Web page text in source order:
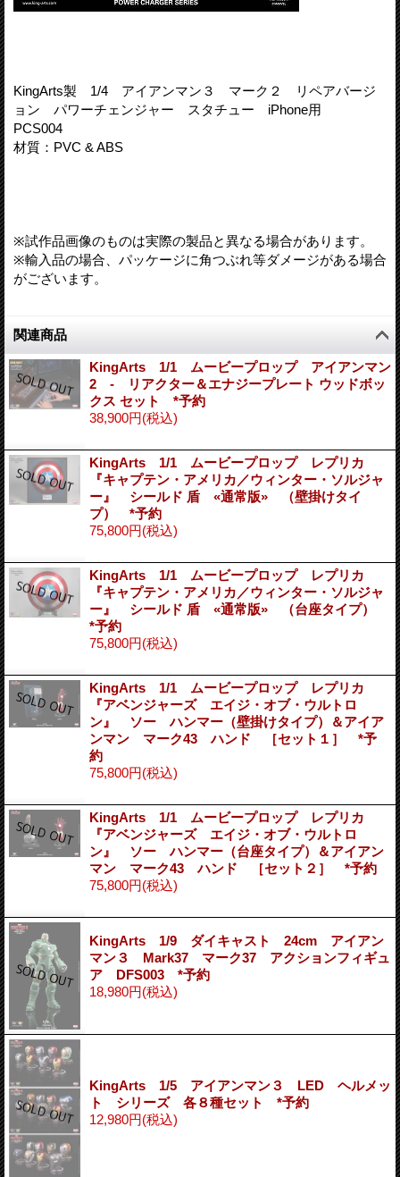
KingArts製 1/4 アイアンマン３ マーク２ リペアバージ
ョン パワーチェンジャー スタチュー iPhone用
PCS004
材質：PVC & ABS
※試作品画像のものは実際の製品と異なる場合があります。
※輸入品の場合、パッケージに角つぶれ等ダメージがある場合
がございます。
関連商品
KingArts 1/1 ムービープロップ アイアンマン
2 - リアクター＆エナジープレート ウッドボッ
クス セット *予約
38,900円(税込)
KingArts 1/1 ムービープロップ レプリカ
『キャプテン・アメリカ／ウィンター・ソルジャ
ー』 シールド 盾 «通常版» （壁掛けタイ
プ） *予約
75,800円(税込)
KingArts 1/1 ムービープロップ レプリカ
『キャプテン・アメリカ／ウィンター・ソルジャ
ー』 シールド 盾 «通常版» （台座タイプ）
*予約
75,800円(税込)
KingArts 1/1 ムービープロップ レプリカ
『アベンジャーズ エイジ・オブ・ウルトロ
ン』 ソー ハンマー（壁掛けタイプ）＆アイア
ンマン マーク43 ハンド ［セット１］ *予
約
75,800円(税込)
KingArts 1/1 ムービープロップ レプリカ
『アベンジャーズ エイジ・オブ・ウルトロ
ン』 ソー ハンマー（台座タイプ）＆アイアン
マン マーク43 ハンド ［セット２］ *予約
75,800円(税込)
KingArts 1/9 ダイキャスト 24cm アイアン
マン３ Mark37 マーク37 アクションフィギュ
ア DFS003 *予約
18,980円(税込)
KingArts 1/5 アイアンマン３ LED ヘルメッ
ト シリーズ 各８種セット *予約
12,980円(税込)